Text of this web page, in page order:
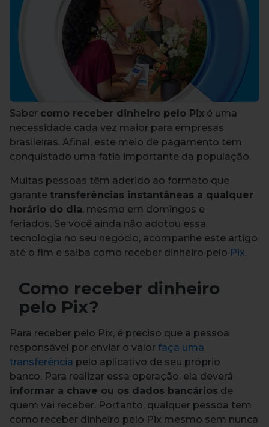
Saber como receber dinheiro pelo Pix é uma
necessidade cada vez maior para empresas
brasileiras. Afinal, este meio de pagamento tem
conquistado uma fatia importante da população.
Muitas pessoas têm aderido ao formato que
garante transferências instantâneas a qualquer
horário do dia, mesmo em domingos e
feriados. Se você ainda não adotou essa
tecnologia no seu negócio, acompanhe este artigo
até o fim e saiba como receber dinheiro pelo Pix.
Como receber dinheiro
pelo Pix?
Para receber pelo Pix, é preciso que a pessoa
responsável por enviar o valor faça uma
transferência pelo aplicativo de seu próprio
banco. Para realizar essa operação, ela deverá
informar a chave ou os dados bancários de
quem vai receber. Portanto, qualquer pessoa tem
como receber dinheiro pelo Pix mesmo sem nunca